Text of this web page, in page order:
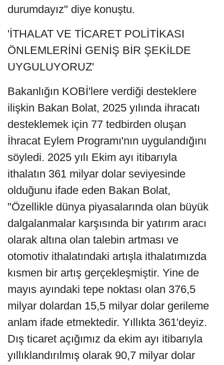
durumdayız" diye konuştu.
'İTHALAT VE TİCARET POLİTİKASI
ÖNLEMLERİNİ GENİŞ BİR ŞEKİLDE
UYGULUYORUZ'
Bakanlığın KOBİ'lere verdiği desteklere
ilişkin Bakan Bolat, 2025 yılında ihracatı
desteklemek için 77 tedbirden oluşan
İhracat Eylem Programı'nın uygulandığını
söyledi. 2025 yılı Ekim ayı itibarıyla
ithalatın 361 milyar dolar seviyesinde
olduğunu ifade eden Bakan Bolat,
"Özellikle dünya piyasalarında olan büyük
dalgalanmalar karşısında bir yatırım aracı
olarak altına olan talebin artması ve
otomotiv ithalatındaki artışla ithalatımızda
kısmen bir artış gerçekleşmiştir. Yine de
mayıs ayındaki tepe noktası olan 376,5
milyar dolardan 15,5 milyar dolar gerileme
anlam ifade etmektedir. Yıllıkta 361'deyiz.
Dış ticaret açığımız da ekim ayı itibarıyla
yıllıklandırılmış olarak 90,7 milyar dolar